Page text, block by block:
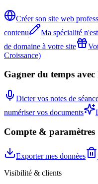
Créer son site web
contenu
Ma spécialité
de domaine à votre site
Croissance)
Gagner du temps
Dicter vos notes de
numériser vos documents
Compte & paramètres
Exporter mes données
Visibilité & clients